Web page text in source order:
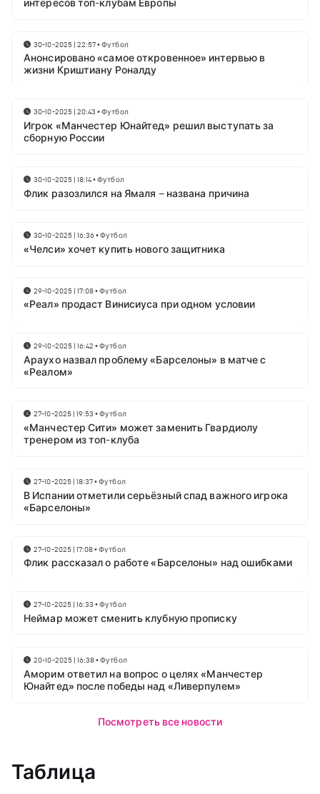
интересов топ-клубам Европы
30-10-2025 | 22:57•Футбол
Анонсировано «самое откровенное» интервью в
жизни Криштиану Роналду
30-10-2025 | 20:43 •Футбол
Игрок «Манчестер Юнайтед» решил выступать за
сборную России
30-10-2025 | 18:14•Футбол
Флик разозлился на Ямаля – названа причина
30-10-2025 | 16:36•Футбол
«Челси» хочет купить нового защитника
29-10-2025 | 17:08•Футбол
«Реал» продаст Винисиуса при одном условии
29-10-2025 | 16:42 •Футбол
Араухо назвал проблему «Барселоны» в матче с
«Реалом»
27-10-2025 | 19:53 •Футбол
«Манчестер Сити» может заменить Гвардиолу
тренером из топ-клуба
27-10-2025 | 18:37•Футбол
В Испании отметили серьёзный спад важного игрока
«Барселоны»
27-10-2025 | 17:08•Футбол
Флик рассказал о работе «Барселоны» над ошибками
27-10-2025 | 16:33 •Футбол
Неймар может сменить клубную прописку
20-10-2025 | 16:38•Футбол
Аморим ответил на вопрос о целях «Манчестер
Юнайтед» после победы над «Ливерпулем»
Посмотреть все новости
Таблица